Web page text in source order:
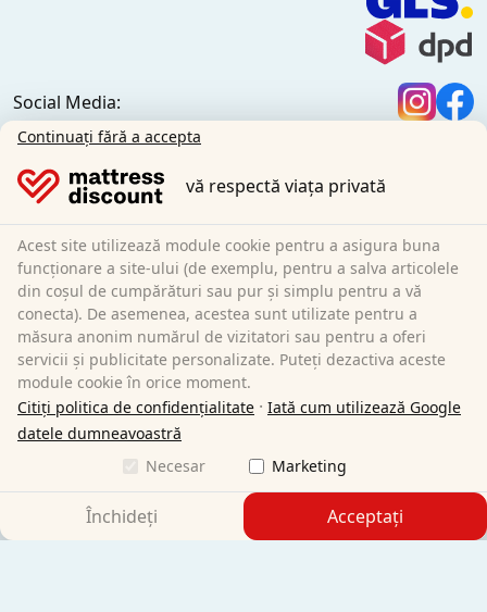
Social Media:
Informații generale:
Condiții de expediere
Termeni și condiții generale (clienți privați)
Termeni și condiții generale (clienți comerciali)
Protecția datelor
Cookie-uri
Politica de anulare
Imprimare
Revocarea contractului
Sleezzz GmbH
Germania
customer-service@matratzen.discount
Continuați fără a accepta
vă respectă viața privată
Acest site utilizează module cookie pentru a asigura buna
funcționare a site-ului (de exemplu, pentru a salva articolele
din coșul de cumpărături sau pur și simplu pentru a vă
conecta). De asemenea, acestea sunt utilizate pentru a
măsura anonim numărul de vizitatori sau pentru a oferi
servicii și publicitate personalizate. Puteți dezactiva aceste
module cookie în orice moment.
Citiți politica de confidențialitate · Iată cum utilizează Google
datele dumneavoastră
Necesar
Marketing
Închideți Acceptați